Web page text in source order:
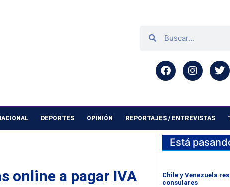
DEPORTES OPINIÓN REPORTAJES / ENTREVISTAS
online a pagar IVA
Está
Chile y Venezuela
consulares